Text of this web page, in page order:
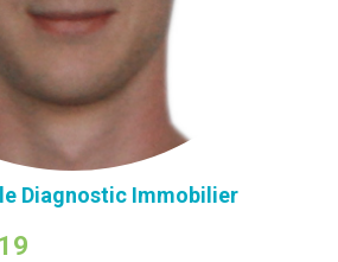
Diagnostic Immobilier